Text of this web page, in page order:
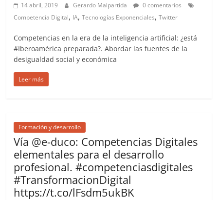
14 abril, 2019 Gerardo Malpartida
0 comentarios
Competencia Digital, IA,Tecnologías Exponenciales,Twitter
Competencias en la era de la inteligencia artificial: ¿está
#Iberoamérica preparada?. Abordar las fuentes de la
desigualdad social y económica
Leer más
Formación y desarrollo
Vía @e-duco: Competencias Digitales
elementales para el desarrollo
profesional. #competenciasdigitales
#TransformacionDigital
https://t.co/lFsdm5ukBK